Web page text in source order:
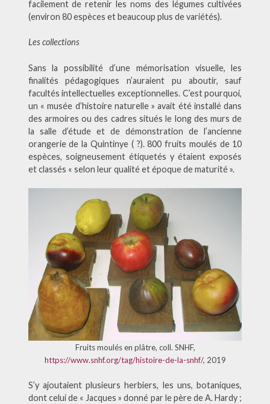
facilement de retenir les noms des légumes cultivées
(environ 80 espèces et beaucoup plus de variétés).
Les collections
Sans la possibilité d’une mémorisation visuelle, les
finalités pédagogiques n’auraient pu aboutir, sauf
facultés intellectuelles exceptionnelles. C’est pourquoi,
un « musée d’histoire naturelle » avait été installé dans
des armoires ou des cadres situés le long des murs de
la salle d’étude et de démonstration de l’ancienne
orangerie de la Quintinye ( ?). 800 fruits moulés de 10
espèces, soigneusement étiquetés y étaient exposés
et classés « selon leur qualité et époque de maturité ».
Fruits moulés en plâtre, coll. SNHF,
https://www.snhf.org/tag/histoire-de-la-snhf/, 2019
S’y ajoutaient plusieurs herbiers, les uns, botaniques,
dont celui de « Jacques » donné par le père de A. Hardy ;